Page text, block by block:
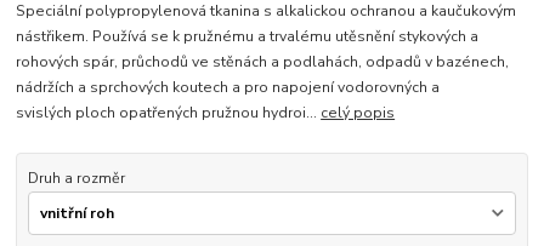
Speciální polypropylenová tkanina s alkalickou ochranou a kaučukovým
nástřikem. Používá se k pružnému a trvalému utěsnění stykových a
rohových spár, průchodů ve stěnách a podlahách, odpadů v bazénech,
nádržích a sprchových koutech a pro napojení vodorovných a
svislých ploch opatřených pružnou hydroi... celý popis
Druh a rozměr